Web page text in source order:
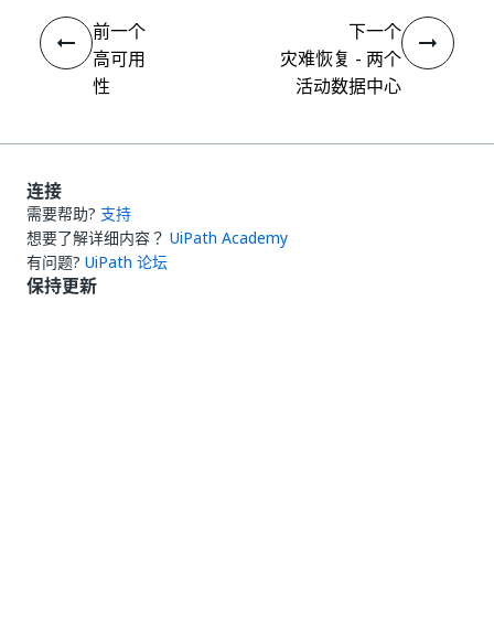
前一个
高可用
性
下一个
灾难恢复 - 两个
活动数据中心
连接
需要帮助? 支持
想要了解详细内容？ UiPath Academy
有问题? UiPath 论坛
保持更新